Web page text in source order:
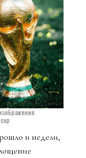
и недели,